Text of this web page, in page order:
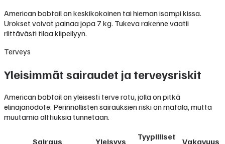
American bobtail on keskikokoinen tai hieman isompi kissa.
Urokset voivat painaa jopa 7 kg. Tukeva rakenne vaatii
riittävästi tilaa kiipeilyyn.
Terveys
Yleisimmät sairaudet ja terveysriskit
American bobtail on yleisesti terve rotu, jolla on pitkä
elinajanodote. Perinnöllisten sairauksien riski on matala, mutta
muutamia alttiuksia tunnetaan.
Sairaus Yleisyys
Tyypilliset
Vakavuus